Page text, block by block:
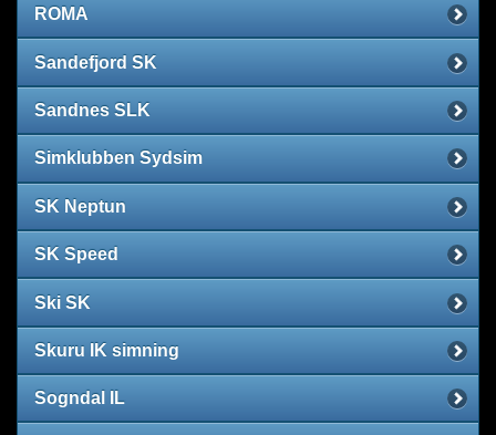
ROMA
Sandefjord SK
Sandnes SLK
Simklubben Sydsim
SK Neptun
SK Speed
Ski SK
Skuru IK simning
Sogndal IL